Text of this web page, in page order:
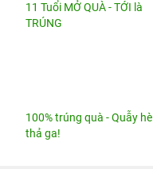
11 Tuổi MỞ QUÀ - TỚI là
TRÚNG
100% trúng quà - Quẫy hè
thả ga!